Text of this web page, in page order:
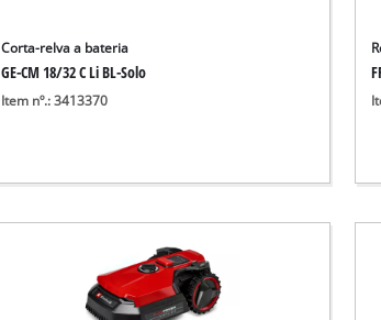
Corta-relva a bateria
GE-CM 18/32 C Li BL-Solo
Item nº.: 3413370